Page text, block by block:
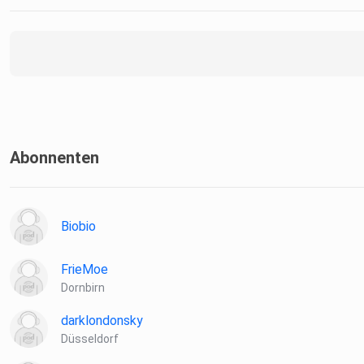
Abonnenten
Biobio
FrieMoe
Dornbirn
darklondonsky
Düsseldorf